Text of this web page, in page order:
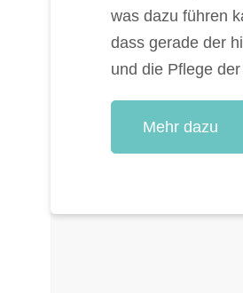
was dazu führen
dass gerade der
und die Pflege
Mehr dazu